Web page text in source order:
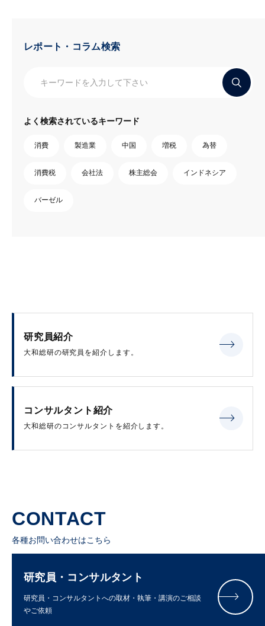
レポート・コラム検索
よく検索されているキーワード
消費 製造業 中国 増税 為替
消費税 会社法 株主総会 インドネシア
バーゼル
研究員紹介
大和総研の研究員を紹介します。
コンサルタント紹介
大和総研のコンサルタントを紹介します。
CONTACT
各種お問い合わせはこちら
研究員・コンサルタント
研究員・コンサルタントへの取材・執筆・講演のご相談
やご依頼